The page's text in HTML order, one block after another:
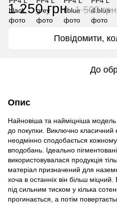
1 250 грн 1 500 грн
Повідомити,
До
Опис
Найновіша та найміцніша
до покупки. Виключно класичний
неодмінно сподобається
вподобань. Ідеально
використовувалася продукція
матеріал призначений для
хоча в останніх він більш
під сильним тиском у кілька
прогинається, а потім